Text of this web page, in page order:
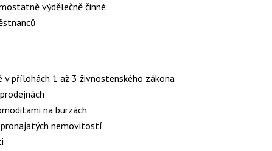
výdělečně činné
v přílohách 1 až 3 živnostenského zákona
na burzách
nemovitostí